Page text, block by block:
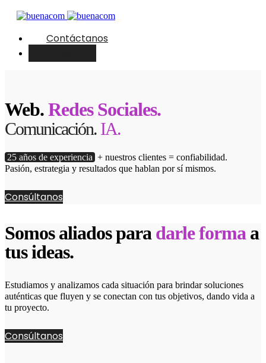
Contáctanos
Web.Redes Sociales.
Comunicación. IA.
25 años de experiencia + nuestros clientes = confiabilidad.
Pasión, estrategia y resultados que hablan por sí mismos.
Consúltanos
Somos aliados para darle forma a
tus ideas.
Estudiamos y analizamos cada situación para brindar soluciones
auténticas que fluyen y se conectan con tus objetivos, dando vida a
tu proyecto.
Consúltanos